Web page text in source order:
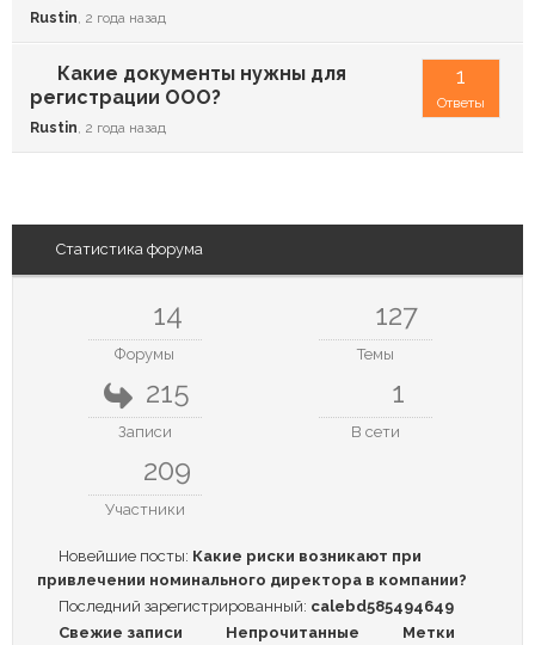
Rustin, 2 года назад
Какие документы нужны для
регистрации ООО?
Rustin, 2 года назад
1
Ответы
Статистика форума
14
Форумы
127
Темы
215
Записи
1
В сети
209
Участники
Новейшие посты: Какие риски возникают при
привлечении номинального директора в компании?
Последний зарегистрированный: calebd585494649
Свежие записи
Непрочитанные Метки